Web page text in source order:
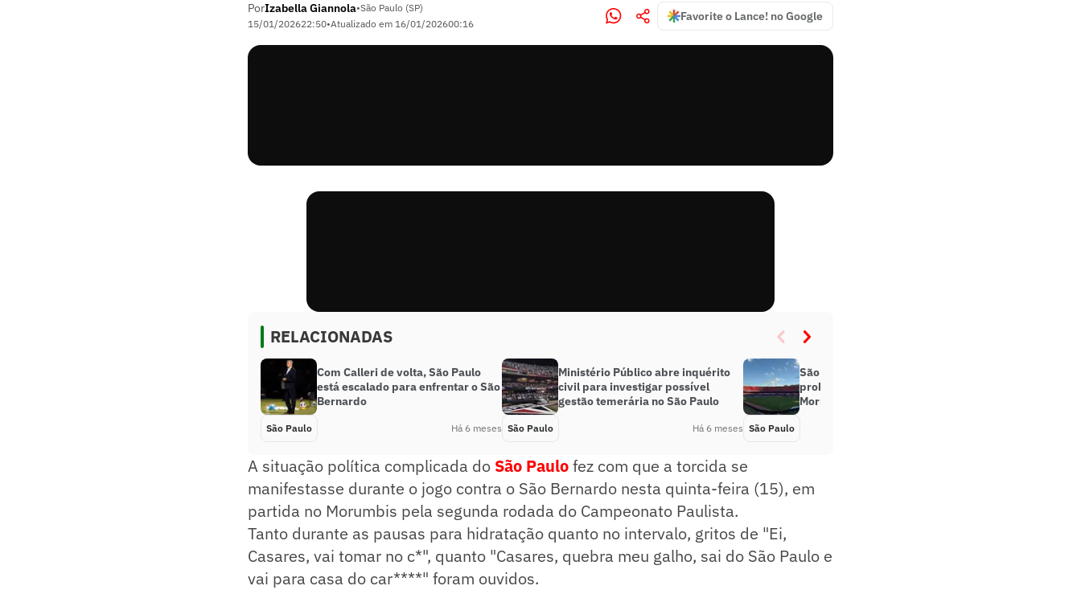
PorIzabella Giannola•São Paulo (SP)
15/01/202622:50•Atualizado em 16/01/202600:16
Favorite o Lance! no Google
RELACIONADAS
Com Calleri de volta, São Paulo
está escalado para enfrentar o São
Bernardo
São Paulo Há 6 meses
Ministério Público abre inquérito
civil para investigar possível
gestão temerária no São Paulo
São Paulo Há 6 meses
São Paulo é alvo de inquérito por
problemas de acessibilidade no
Morumbis
São Paulo
A situação política complicada do São Paulofez com que a torcida se
manifestasse durante o jogo contra o São Bernardo nesta quinta-feira (15), em
partida no Morumbis pela segunda rodada do Campeonato Paulista.
Tanto durante as pausas para hidratação quanto no intervalo, gritos de "Ei,
Casares, vai tomar no c*", quanto "Casares, quebra meu galho, sai do São Paulo e
vai para casa do car****" foram ouvidos.